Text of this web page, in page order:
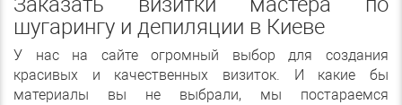
шугарингу и депиляции в Киеве
У нас на сайте огромный выбор для создания
красивых и качественных визиток. И какие бы
материалы вы не выбрали, мы постараемся